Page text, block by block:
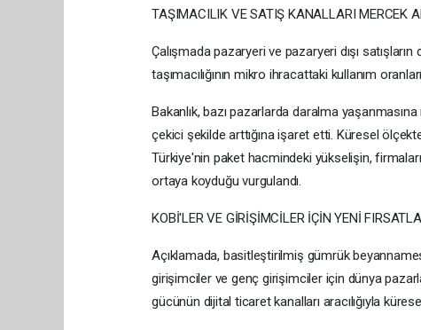
TAŞIMACILIK VE SATIŞ KANALLARI MERCEK
Çalışmada pazaryeri ve pazaryeri dışı
taşımacılığının mikro ihracattaki kullanım
Bakanlık, bazı pazarlarda daralma
çekici şekilde arttığına işaret etti. Küresel
Türkiye'nin paket hacmindeki yükselişin,
ortaya koyduğu vurgulandı.
KOBİ'LER VE GİRİŞİMCİLER İÇİN YENİ
Açıklamada, basitleştirilmiş gümrük
girişimciler ve genç girişimciler için dünya
gücünün dijital ticaret kanalları aracılığıyla